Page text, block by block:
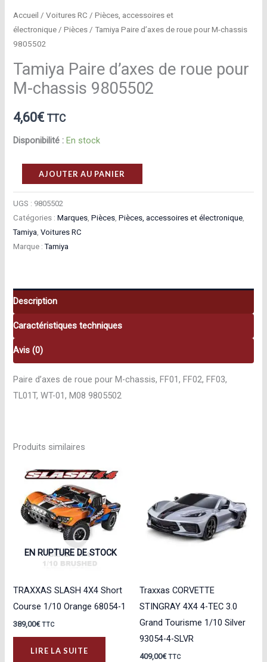
Accueil /Voitures RC /Pièces, accessoires et
électronique /Pièces / Tamiya Paire d’axes de roue pour M-chassis
9805502
Tamiya Paire d’axes de roue pour
M-chassis 9805502
4,60€ TTC
Disponibilité : En stock
quantité
de
Tamiya
Paire
d’axes
de
M-
chassis
9805502
AJOUTER AU PANIER
UGS : 9805502
Catégories :Marques ,Pièces ,Pièces, accessoires et électronique
Tamiya ,Voitures RC
Marque :Tamiya
Description
Caractéristiques techniques
Avis (0)
Paire d’axes de roue pour M-chassis, FF01, FF02, FF03,
TL01T, WT-01, M08 9805502
Produits similaires
EN RUPTURE DE STOCK
TRAXXAS SLASH 4X4 Short
Course 1/10 Orange 68054-1
389,00€ TTC
LIRE LA SUITE
Traxxas CORVETTE
STINGRAY 4X4 4-TEC 3.0
Grand Tourisme 1/10 Silver
93054-4-SLVR
409,00€ TTC